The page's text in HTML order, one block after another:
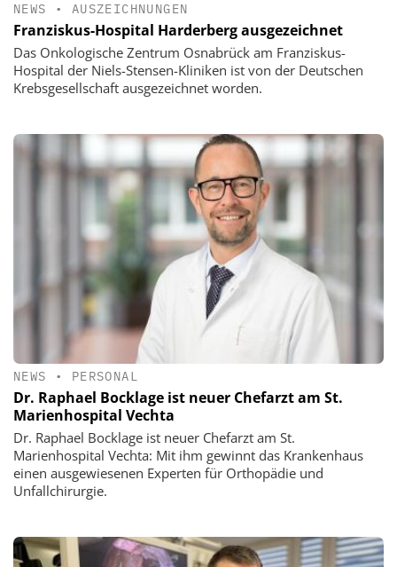
NEWS • AUSZEICHNUNGEN
Franziskus-Hospital Harderberg ausgezeichnet
Das Onkologische Zentrum Osnabrück am Franziskus-
Hospital der Niels-Stensen-Kliniken ist von der Deutschen
Krebsgesellschaft ausgezeichnet worden.
NEWS • PERSONAL
Dr. Raphael Bocklage ist neuer Chefarzt am St.
Marienhospital Vechta
Dr. Raphael Bocklage ist neuer Chefarzt am St.
Marienhospital Vechta: Mit ihm gewinnt das Krankenhaus
einen ausgewiesenen Experten für Orthopädie und
Unfallchirurgie.